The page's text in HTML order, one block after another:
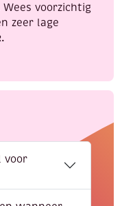
voorzichtig
zeer lage
voor